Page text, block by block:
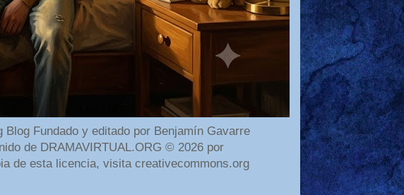
Fundado y editado por Benjamín Gavarre
de DRAMAVIRTUAL.ORG © 2026 por
de esta licencia, visita creativecommons.org